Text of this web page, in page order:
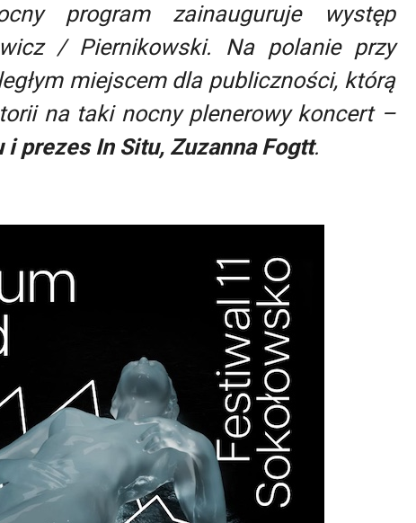
program zainauguruje występ
/ Piernikowski. Na polanie przy
miejscem dla publiczności, którą
na taki nocny plenerowy koncert–
prezes In Situ, Zuzanna Fogtt.